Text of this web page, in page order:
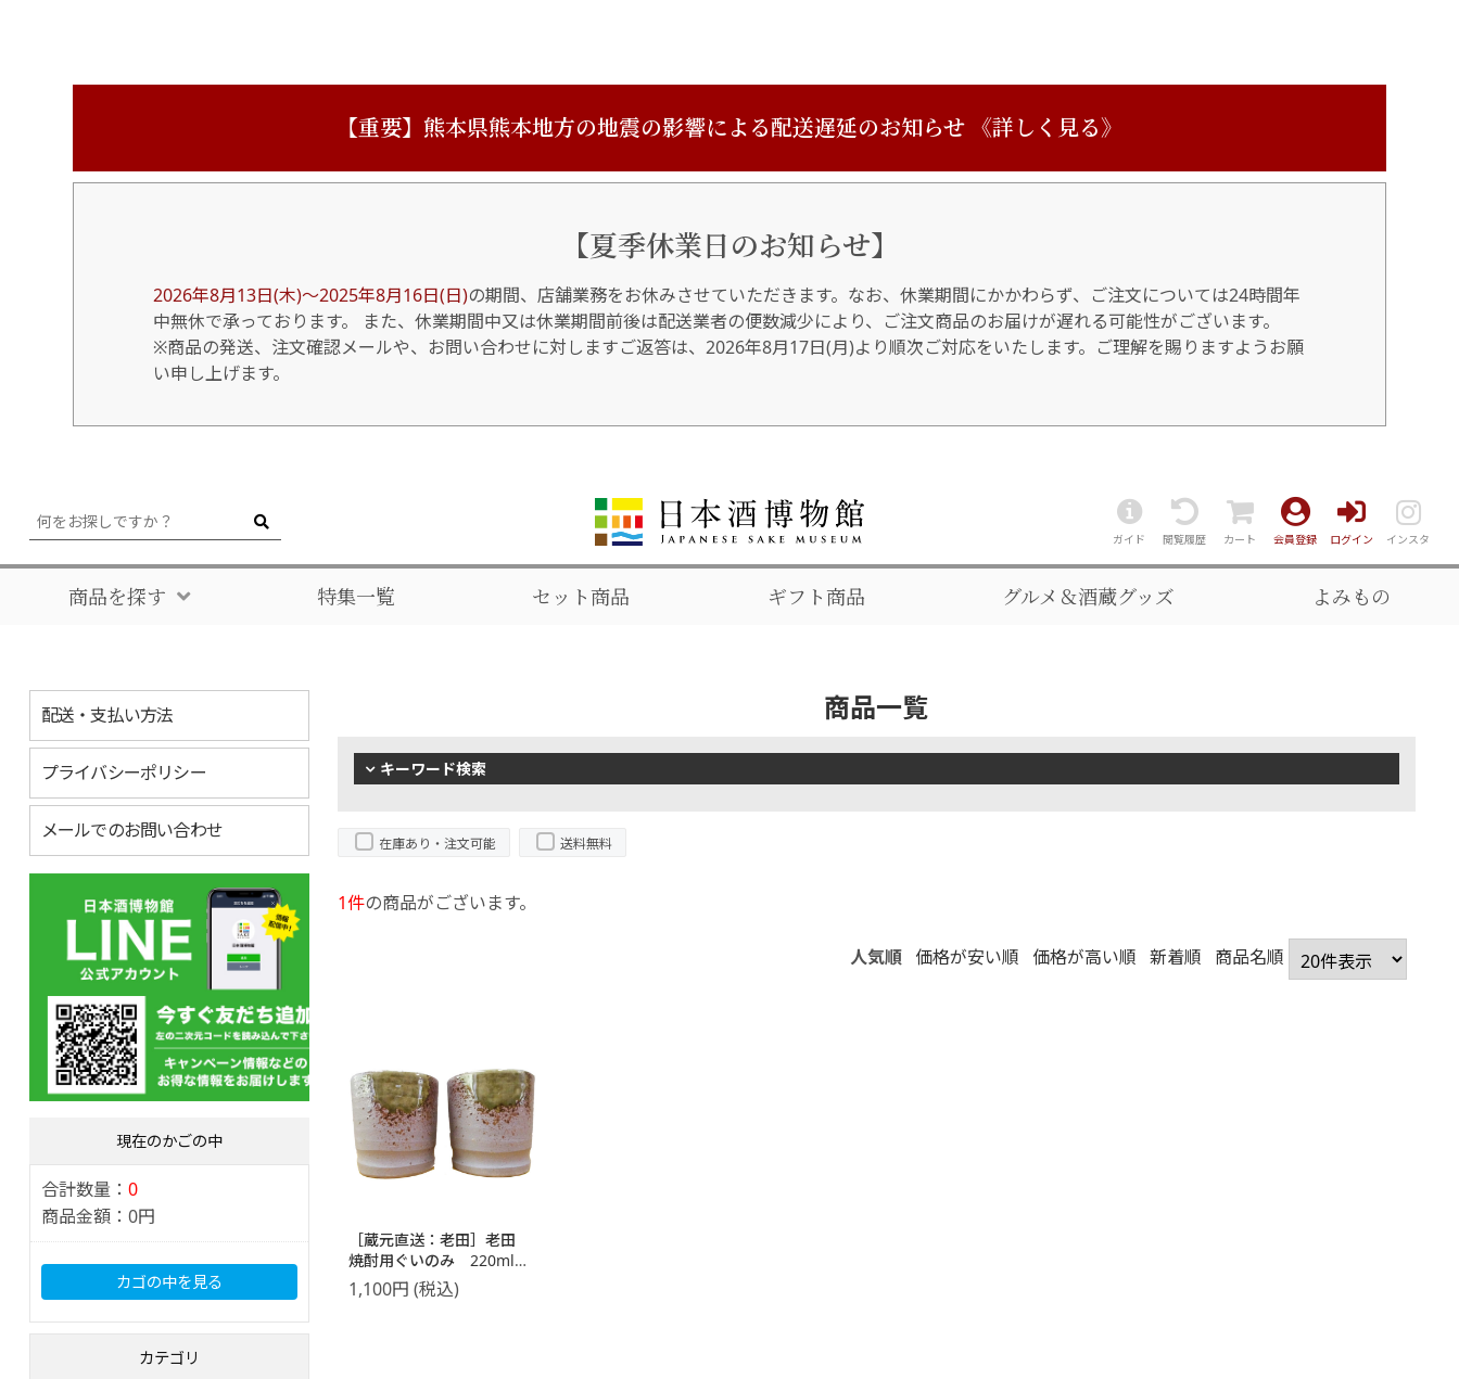
【重要】熊本県熊本地方の地震の影響による配送遅延のお知らせ 《詳しく見る》
【夏季休業日のお知らせ】
2026年8月13日(木)～2025年8月16日(日)の期間、店舗業務をお休みさせていただきます。なお、休業期間にかかわらず、ご注文については24時間年
中無休で承っております。 また、休業期間中又は休業期間前後は配送業者の便数減少により、ご注文商品のお届けが遅れる可能性がございます。
※商品の発送、注文確認メールや、お問い合わせに対しますご返答は、2026年8月17日(月)より順次ご対応をいたします。ご理解を賜りますようお願
い申し上げます。
ガイド 閲覧履歴 カート 会員登録 ログイン インスタ
商品を探す 特集一覧 セット商品 ギフト商品 グルメ＆酒蔵グッズ よみもの
配送・支払い方法
プライバシーポリシー
メールでのお問い合わせ
現在のかごの中
合計数量： 0
商品金額： 0円
カゴの中を見る
カテゴリ
商品一覧
キーワード検索
在庫あり・注文可能 送料無料
1件の商品がございます。
人気順 価格が安い順 価格が高い順 新着順 商品名順
［蔵元直送：老田］老田
焼酎用ぐいのみ 220ml：
美濃焼 2個セット
1,100円 (税込)